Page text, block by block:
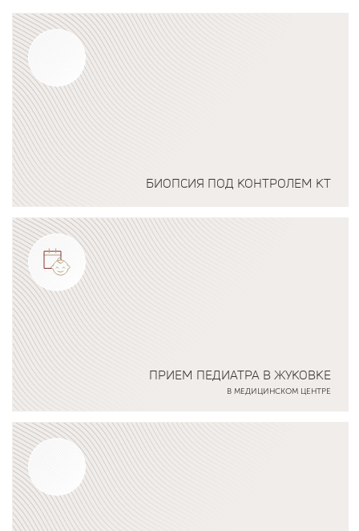
БИОПСИЯ ПОД КОНТРОЛЕМ КТ
Подробнее о программе
ПРИЕМ ПЕДИАТРА В ЖУКОВКЕ
В МЕДИЦИНСКОМ ЦЕНТРЕ
Подробнее о программе